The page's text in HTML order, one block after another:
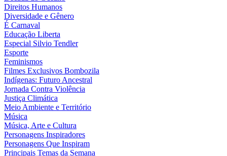
Direitos Humanos
Diversidade e Gênero
É Carnaval
Educação Liberta
Especial Silvio Tendler
Esporte
Feminismos
Filmes Exclusivos Bombozila
Indígenas: Futuro Ancestral
Jornada Contra Violência
Justiça Climática
Meio Ambiente e Território
Música
Música, Arte e Cultura
Personagens Inspiradores
Personagens Que Inspiram
Principais Temas da Semana